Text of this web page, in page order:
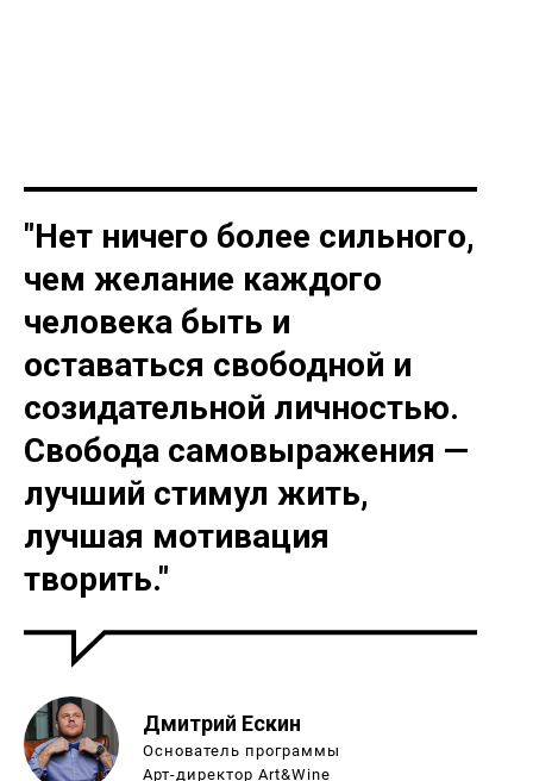
"Нет ничего более сильного,
чем желание каждого
человека быть и
оставаться свободной и
созидательной личностью.
Свобода самовыражения —
лучший стимул жить,
лучшая мотивация
творить."
Дмитрий Ескин
Основатель программы
Арт-директор Art&Wine